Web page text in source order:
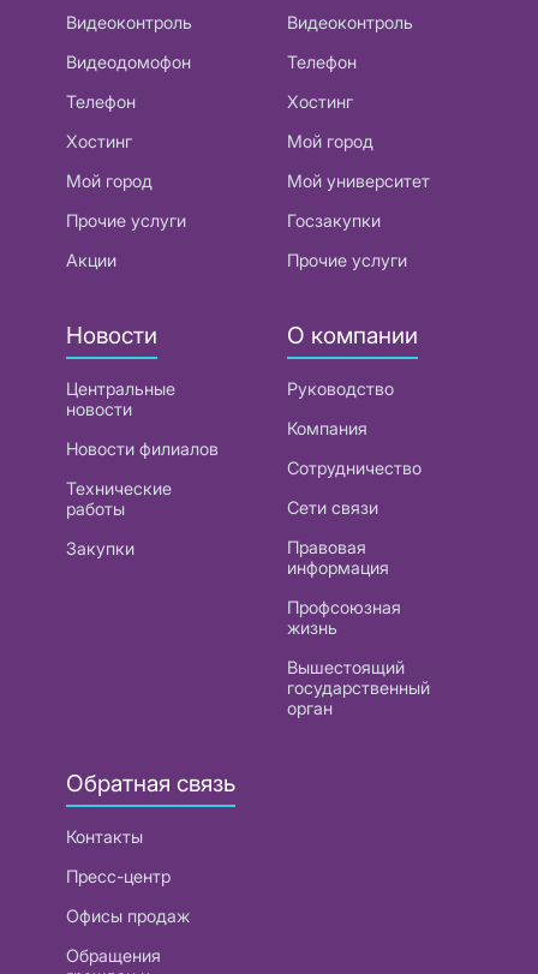
Видеоконтроль
Видеодомофон
Телефон
Хостинг
Мой город
Прочие услуги
Акции
Видеоконтроль
Телефон
Хостинг
Мой город
Мой университет
Госзакупки
Прочие услуги
Новости
Центральные
новости
Новости филиалов
Технические
работы
Закупки
О компании
Руководство
Компания
Сотрудничество
Сети связи
Правовая
информация
Профсоюзная
жизнь
Вышестоящий
государственный
орган
Обратная связь
Контакты
Пресс-центр
Офисы продаж
Обращения